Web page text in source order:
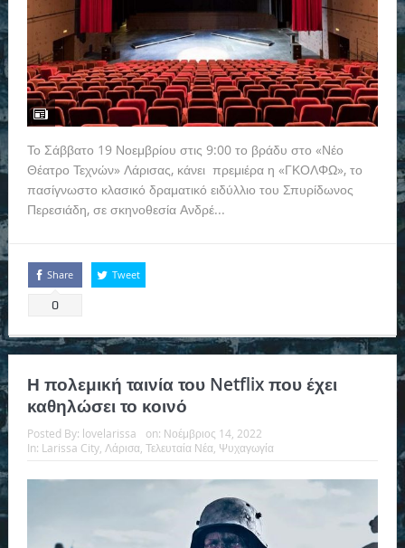
Το Σάββατο 19 Νοεμβρίου στις 9:00 το βράδυ στο «Νέο
Θέατρο Τεχνών» Λάρισας, κάνει πρεμιέρα η «ΓΚΟΛΦΩ», το
πασίγνωστο κλασικό δραματικό ειδύλλιο του Σπυρίδωνος
Περεσιάδη, σε σκηνοθεσία Ανδρέ...
Share
0
Tweet
Η πολεμική ταινία του Netflix που έχει
καθηλώσει το κοινό
Posted By: lovelarissa on: Νοέμβριος 14, 2022
In: Larissa City, Λάρισα, Τελευταία Νέα, Ψυχαγωγία